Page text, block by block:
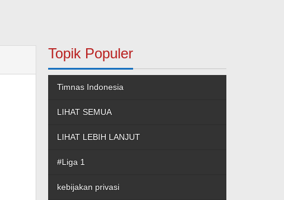
Topik Populer
Timnas Indonesia
LIHAT SEMUA
LIHAT LEBIH LANJUT
#Liga 1
kebijakan privasi